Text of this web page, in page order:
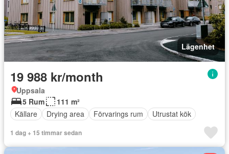
Lägenhet
19 988 kr/month
Uppsala
5 Rum
111 m²
Källare
Drying area Förvarings rum Utrustat kök
1 dag + 15 timmar sedan